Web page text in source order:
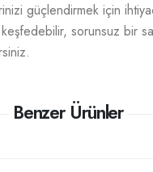
güçlendirmek için
sorunsuz bir
Benzer Ürünler